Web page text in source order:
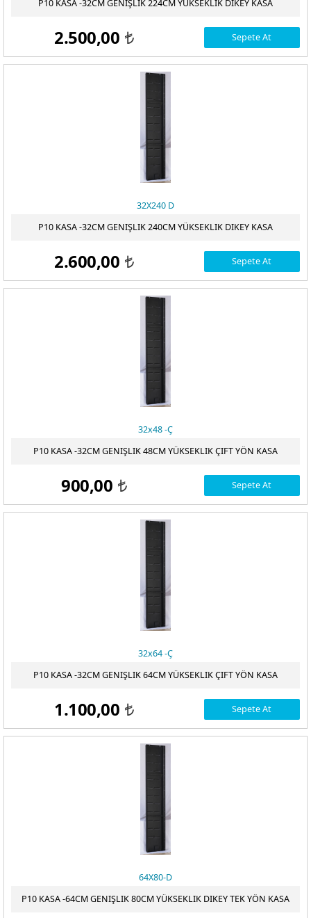
P10 KASA -32CM GENIŞLIK 224CM YÜKSEKLIK DIKEY KASA
2.500,00 t Sepete At
32X240 D
P10 KASA -32CM GENIŞLIK 240CM YÜKSEKLIK DIKEY KASA
2.600,00 t Sepete At
32x48 -Ç
P10 KASA -32CM GENIŞLIK 48CM YÜKSEKLIK ÇIFT YÖN KASA
900,00 t Sepete At
32x64 -Ç
P10 KASA -32CM GENIŞLIK 64CM YÜKSEKLIK ÇIFT YÖN KASA
1.100,00 t Sepete At
64X80-D
P10 KASA -64CM GENIŞLIK 80CM YÜKSEKLIK DIKEY TEK YÖN KASA